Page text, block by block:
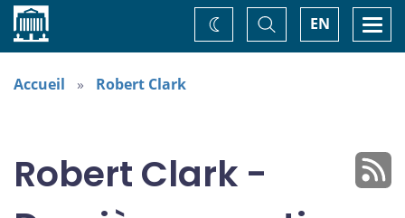
Accueil EN
Basculer
la
recherche
Changez
de
Accueil Robert Clark
Robert Clark -